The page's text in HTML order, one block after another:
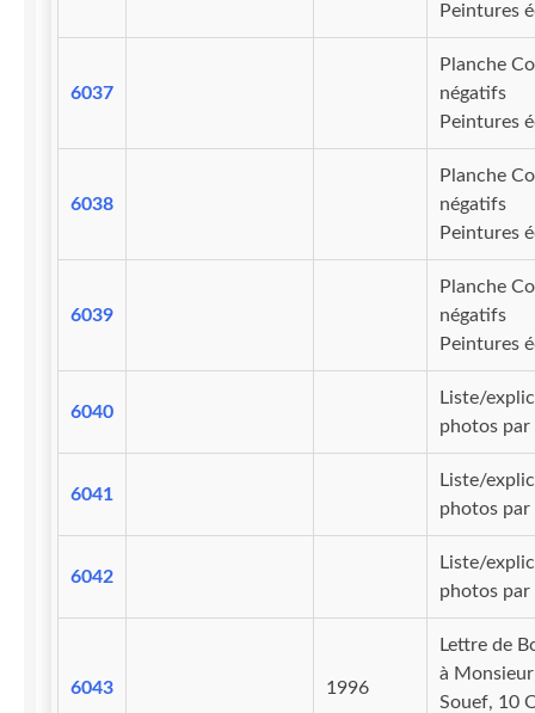
Peintures
6037
Planche
négatifs
Peintures
6038
Planche
négatifs
Peintures
6039
Planche
négatifs
Peintures
6040
Liste/
photos par
6041
Liste/
photos par
6042
Liste/
photos par
6043 1996
Lettre de
à Monsieur
Souef, 10